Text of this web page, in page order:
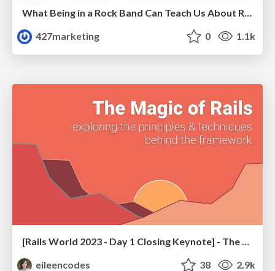
What Being in a Rock Band Can Teach Us About Real World SEO
427marketing
0 1.1k
eileencodes
38 2.9k